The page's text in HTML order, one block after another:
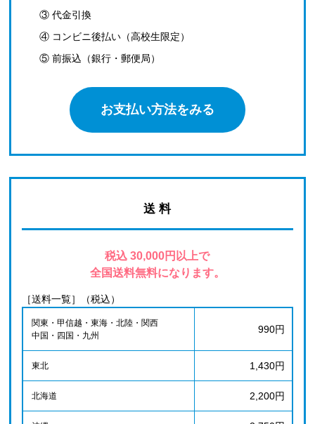
③ 代金引換
④ コンビニ後払い（高校生限定）
⑤ 前振込（銀行・郵便局）
お支払い方法をみる
送 料
税込 30,000円以上で
全国送料無料になります。
［送料一覧］（税込）
関東・甲信越・東海・北陸・関西
中国・四国・九州
990円
東北 1,430円
北海道 2,200円